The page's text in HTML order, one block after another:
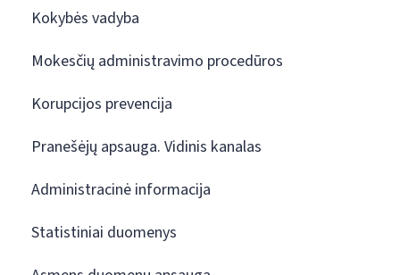
Kokybės vadyba
Mokesčių administravimo procedūros
Korupcijos prevencija
Pranešėjų apsauga. Vidinis kanalas
Administracinė informacija
Statistiniai duomenys